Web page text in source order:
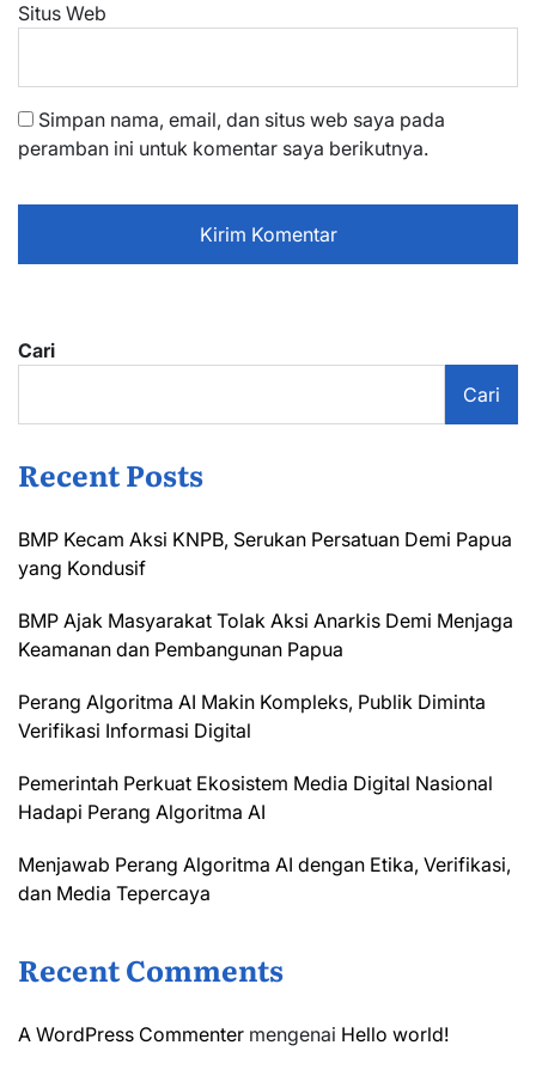
Situs Web
Simpan nama, email, dan situs web saya pada
peramban ini untuk komentar saya berikutnya.
Cari
Cari
Recent Posts
BMP Kecam Aksi KNPB, Serukan Persatuan Demi Papua
yang Kondusif
BMP Ajak Masyarakat Tolak Aksi Anarkis Demi Menjaga
Keamanan dan Pembangunan Papua
Perang Algoritma AI Makin Kompleks, Publik Diminta
Verifikasi Informasi Digital
Pemerintah Perkuat Ekosistem Media Digital Nasional
Hadapi Perang Algoritma AI
Menjawab Perang Algoritma AI dengan Etika, Verifikasi,
dan Media Tepercaya
Recent Comments
A WordPress Commenter mengenai Hello world!